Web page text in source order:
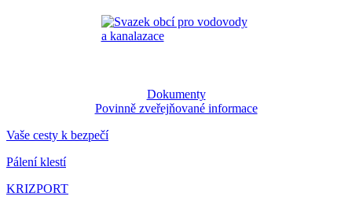
Dokumenty
Povinně zveřejňované informace
Vaše cesty k bezpečí
Pálení klestí
KRIZPORT